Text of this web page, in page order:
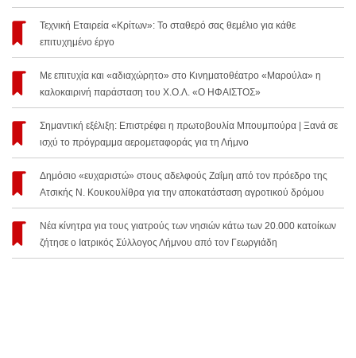
Τεχνική Εταιρεία «Κρίτων»: Το σταθερό σας θεμέλιο για κάθε
επιτυχημένο έργο
Με επιτυχία και «αδιαχώρητο» στο Κινηματοθέατρο «Μαρούλα» η
καλοκαιρινή παράσταση του Χ.Ο.Λ. «Ο ΗΦΑΙΣΤΟΣ»
Σημαντική εξέλιξη: Επιστρέφει η πρωτοβουλία Μπουμπούρα | Ξανά σε
ισχύ το πρόγραμμα αερομεταφοράς για τη Λήμνο
Δημόσιο «ευχαριστώ» στους αδελφούς Ζαΐμη από τον πρόεδρο της
Ατσικής Ν. Κουκουλίθρα για την αποκατάσταση αγροτικού δρόμου
Νέα κίνητρα για τους γιατρούς των νησιών κάτω των 20.000 κατοίκων
ζήτησε ο Ιατρικός Σύλλογος Λήμνου από τον Γεωργιάδη